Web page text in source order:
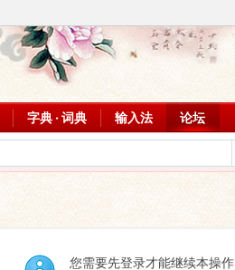
字典 · 词典 输入法 论坛
您需要先登录才能继续本操作